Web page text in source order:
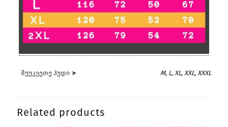
შეუკვეთე ჰუდი ➤ M, L, XL, XXL, XXXL
Related products